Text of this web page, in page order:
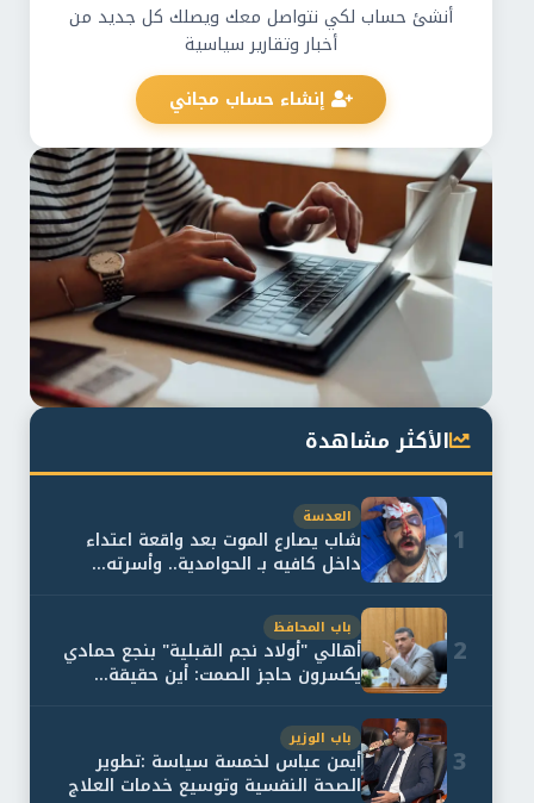
أنشئ حساب لكي نتواصل معك ويصلك كل جديد من
أخبار وتقارير سياسية
إنشاء حساب مجاني
الأكثر مشاهدة
1
العدسة
شاب يصارع الموت بعد واقعة اعتداء
داخل كافيه بـ الحوامدية.. وأسرته...
2
باب المحافظ
أهالي "أولاد نجم القبلية" بنجع حمادي
يكسرون حاجز الصمت: أين حقيقة...
3
باب الوزير
أيمن عباس لخمسة سياسة :تطوير
الصحة النفسية وتوسيع خدمات العلاج